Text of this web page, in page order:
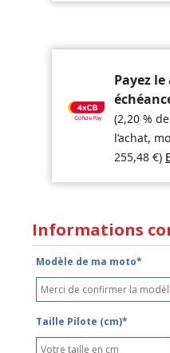
Payez
(2,20 %
l’achat,
255,48€)
Informations
Modèle de ma moto*
Taille Pilote (cm)*